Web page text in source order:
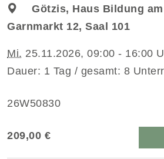
Götzis, Haus Bildung
Garnmarkt 12, Saal 101
Mi. 25.11.2026, 09:00 - 16:00
Dauer: 1 Tag / gesamt: 8
26W50830
209,00 €